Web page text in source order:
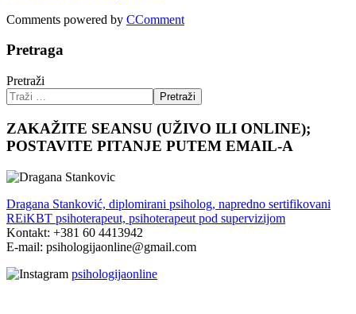
Comments powered by CComment
Pretraga
Pretraži
Pretraži
ZAKAŽITE SEANSU (UŽIVO ILI ONLINE);
POSTAVITE PITANJE PUTEM EMAIL-A
Dragana Stanković, diplomirani psiholog, napredno sertifikovani
REiKBT psihoterapeut, psihoterapeut pod supervizijom
Kontakt: +381 60 4413942
E-mail: psihologijaonline@gmail.com
psihologijaonline